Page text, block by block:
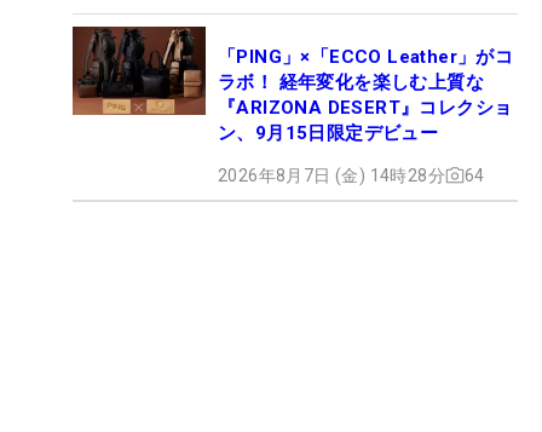
「PING」×「ECCO Leather」がコ
ラボ！ 経年変化を楽しむ上質な
『ARIZONA DESERT』コレクショ
ン、9月15日限定デビュー
2026年8月7日 (金) 14時28分 64